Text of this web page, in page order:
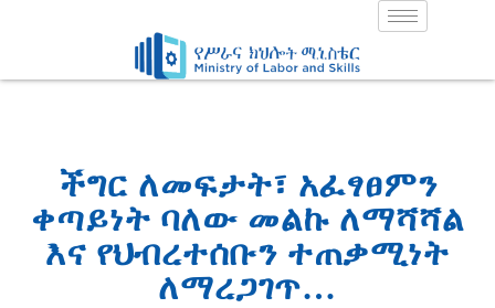
ችግር ለመፍታት፣ አፈፃፀምን
ቀጣይነት ባለው መልኩ ለማሻሻል
እና የህብረተሰቡን ተጠቃሚነት
ለማረጋገጥ…